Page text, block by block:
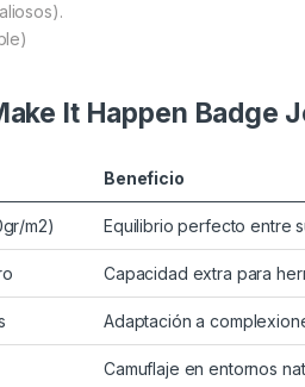
It Happen Badge
Beneficio
m2) Equilibrio perfecto entre
Capacidad extra para
Adaptación a
Camuflaje en entornos